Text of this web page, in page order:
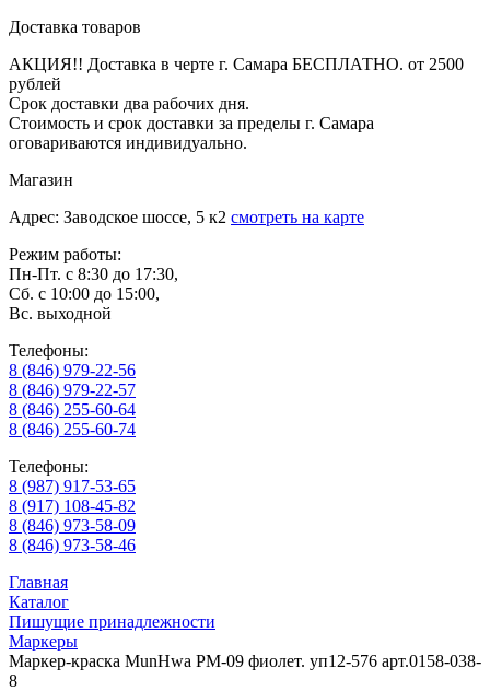
Доставка товаров
АКЦИЯ!! Доставка в черте г. Самара БЕСПЛАТНО. от 2500
рублей
Срок доставки два рабочих дня.
Стоимость и срок доставки за пределы г. Самара
оговариваются индивидуально.
Магазин
Адрес: Заводское шоссе, 5 к2 смотреть на карте
Режим работы:
Пн-Пт. с 8:30 до 17:30,
Сб. с 10:00 до 15:00,
Вс. выходной
Телефоны:
8 (846) 979-22-56
8 (846) 979-22-57
8 (846) 255-60-64
8 (846) 255-60-74
Телефоны:
8 (987) 917-53-65
8 (917) 108-45-82
8 (846) 973-58-09
8 (846) 973-58-46
Главная
Каталог
Пишущие принадлежности
Маркеры
Маркер-краска MunHwa PM-09 фиолет. уп12-576 арт.0158-038-
8